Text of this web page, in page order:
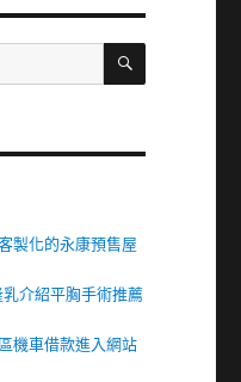
搜
製化的永康預售屋
介紹平胸手術推薦
機車借款進入網站